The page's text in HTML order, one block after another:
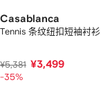
Casablanca
Tennis 条纹纽扣短袖衬衫
¥5,381 ¥3,499
-35%